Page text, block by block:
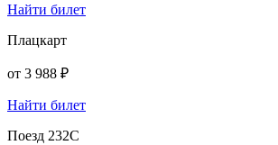
Найти билет
Плацкарт
от 3 988 ₽
Найти билет
Поезд 232С